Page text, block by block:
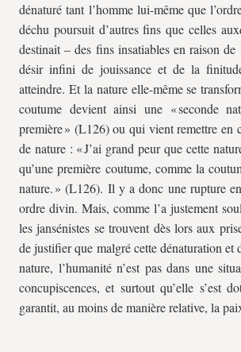
dénaturé tant l’homme lui-même que
déchu poursuit d’autres fins que celles
destinait – des fins insatiables en raison
désir infini de jouissance et de la
atteindre. Et la nature elle-même se
coutume devient ainsi une « seconde
première » (L126) ou qui vient remettre en
de nature : « J’ai grand peur que cette
qu’une première coutume, comme la
nature. » (L126). Il y a donc une rupture
ordre divin. Mais, comme l’a justement
les jansénistes se trouvent dès lors aux
de justifier que malgré cette dénaturation et
nature, l’humanité n’est pas dans une
concupiscences, et surtout qu’elle s’est
garantit, au moins de manière relative, la